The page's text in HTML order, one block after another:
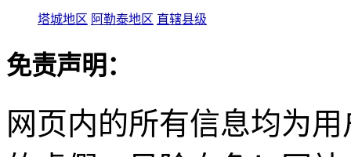
塔城地区 阿勒泰地区 直辖县级
免责声明：
网页内的所有信息均为